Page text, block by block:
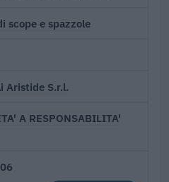
scope e spazzole
Aristide S.r.l.
A RESPONSABILITA'